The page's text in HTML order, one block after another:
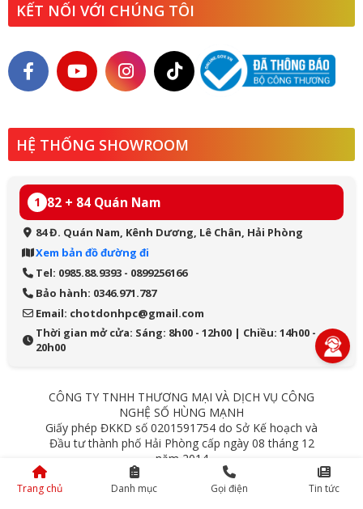
KẾT NỐI VỚI CHÚNG TÔI
HỆ THỐNG SHOWROOM
1 82 + 84 Quán Nam
84 Đ. Quán Nam, Kênh Dương, Lê Chân, Hải Phòng
Xem bản đồ đường đi
Tel: 0985.88.9393 - 0899256166
Bảo hành: 0346.971.787
Email: chotdonhpc@gmail.com
Thời gian mở cửa: Sáng: 8h00 - 12h00 | Chiều: 14h00 -
20h00
CÔNG TY TNHH THƯƠNG MẠI VÀ DỊCH VỤ CÔNG
NGHỆ SỐ HÙNG MẠNH
Giấy phép ĐKKD số 0201591754 do Sở Kế hoạch và
Đầu tư thành phố Hải Phòng cấp ngày 08 tháng 12
năm 2014
84 Quán Nam - Lê Chân - Hải Phòng
Trang chủ Danh mục Gọi điện Tin tức